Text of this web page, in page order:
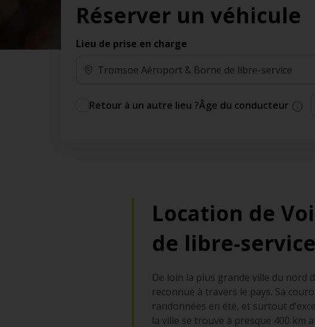
des jours gratuits.*
Ajout gratuit du partenaire comme conducteur
additionnel
supplémentaires.
Réserver un véhicule
Lieu de prise en charge
Retour à un autre lieu ?Âge du conducteur
Location de
de libre-service
De loin la plus grande ville du nord
reconnue à travers le pays. Sa
randonnées en été, et surtout
la ville se trouve à presque 400 km